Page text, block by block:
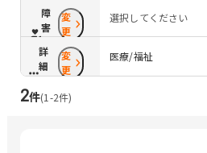
障
害
配
慮
変
更
選択してください
詳
細
条
件
変
更
医療/福祉
2件(1 -2件)